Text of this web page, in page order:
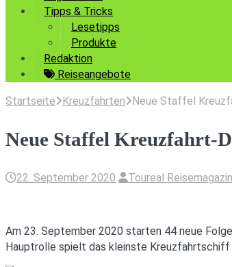
Tipps & Tricks
Lesetipps
Produkte
Redaktion
Reiseangebote
Startseite Kreuzfahrten Neue Staffel
Neue Staffel Kreuzfahrt-
22. September 2020 Toureal Reisemagazin
Am 23. September 2020 starten 44 neue
Hauptrolle spielt das kleinste